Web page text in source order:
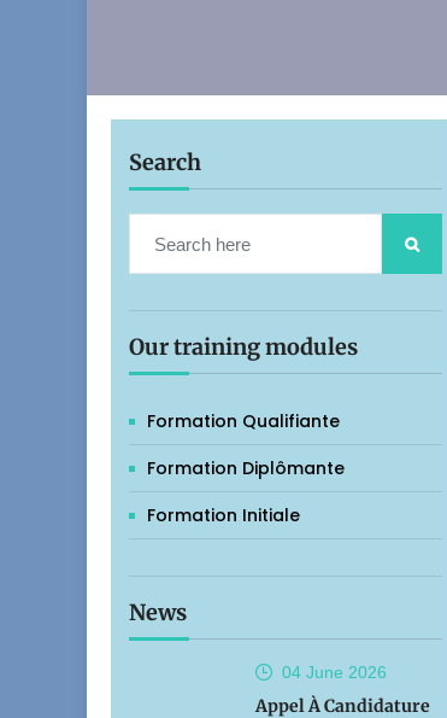
Search
Our training modules
Formation Qualifiante
Formation Diplômante
Formation Initiale
News
04 June 2026
Appel À Candidature